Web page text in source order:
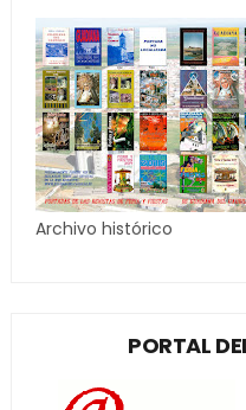
Archivo histórico
PORTAL